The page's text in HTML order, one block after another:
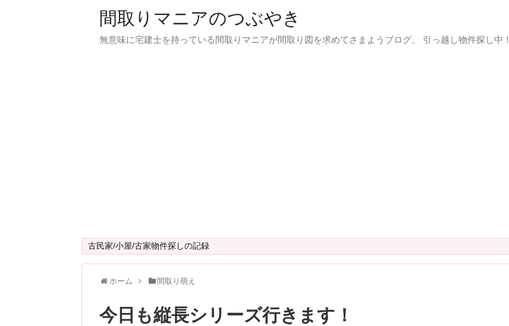
間取りマニアのつぶやき
無意味に宅建士を持っている間取りマニアが間取り図を求めてさまようブログ。 引っ越し物件探し中！
古民家/小屋/古家物件探しの記録
ホーム 間取り萌え
今日も縦長シリーズ行きます！